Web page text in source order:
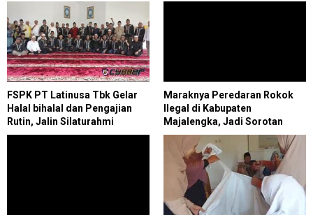
FSPK PT Latinusa Tbk Gelar
Halal bihalal dan Pengajian
Rutin, Jalin Silaturahmi
dengan Purnabakti
Maraknya Peredaran Rokok
Ilegal di Kabupaten
Majalengka, Jadi Sorotan
Berbagai Kalangan